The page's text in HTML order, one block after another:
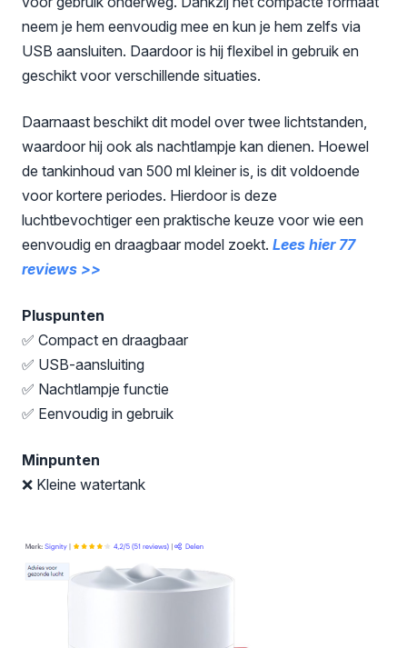
neem je hem eenvoudig mee en kun je hem zelfs via
USB aansluiten. Daardoor is hij flexibel in gebruik en
geschikt voor verschillende situaties.
Daarnaast beschikt dit model over twee lichtstanden,
waardoor hij ook als nachtlampje kan dienen. Hoewel
de tankinhoud van 500 ml kleiner is, is dit voldoende
voor kortere periodes. Hierdoor is deze
luchtbevochtiger een praktische keuze voor wie een
eenvoudig en draagbaar model zoekt. Lees hier 77
reviews >>
Pluspunten
✅ Compact en draagbaar
✅ USB-aansluiting
✅ Nachtlampje functie
✅ Eenvoudig in gebruik
Minpunten
❌ Kleine watertank